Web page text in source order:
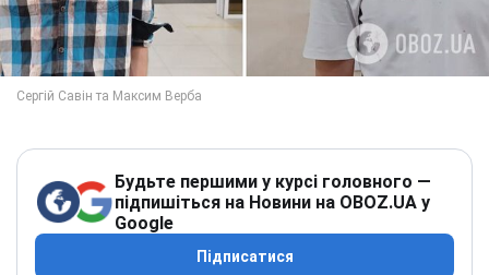
Будьте першими у курсі головного —
підпишіться на Новини на OBOZ.UA у
Google
Підписатися